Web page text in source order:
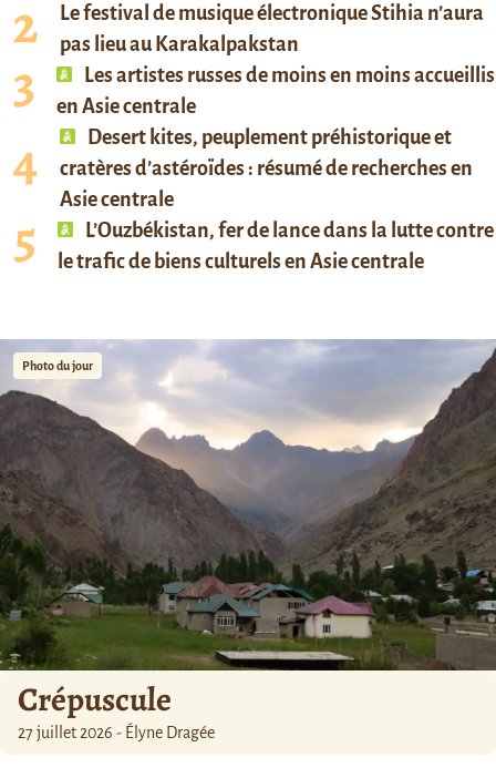
Le festival de musique électronique Stihia n’aura
pas lieu au Karakalpakstan
Les artistes russes de moins en moins accueillis
en Asie centrale
Desert kites, peuplement préhistorique et
cratères d’astéroïdes : résumé de recherches en
Asie centrale
L’Ouzbékistan, fer de lance dans la lutte contre
le trafic de biens culturels en Asie centrale
Photo du jour
Crépuscule
27 juillet 2026 - Élyne Dragée